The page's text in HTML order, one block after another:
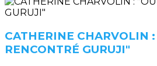
CATHERINE CHARVOLIN :
RENCONTRÉ GURUJI"